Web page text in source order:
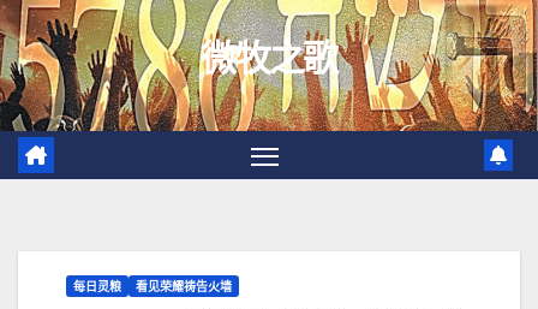
跳
至
内
容
微牧之歌
每日灵粮 看见荣耀祷告火墙